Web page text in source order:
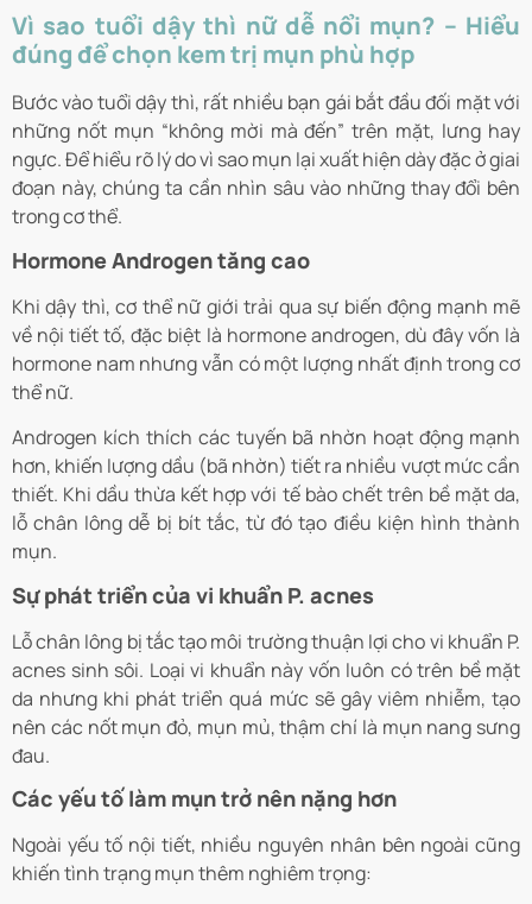
Vì sao tuổi dậy thì nữ dễ nổi mụn? – Hiểu
đúng để chọn kem trị mụn phù hợp
Bước vào tuổi dậy thì, rất nhiều bạn gái bắt đầu đối mặt với
những nốt mụn “không mời mà đến” trên mặt, lưng hay
ngực. Để hiểu rõ lý do vì sao mụn lại xuất hiện dày đặc ở giai
đoạn này, chúng ta cần nhìn sâu vào những thay đổi bên
trong cơ thể.
Hormone Androgen tăng cao
Khi dậy thì, cơ thể nữ giới trải qua sự biến động mạnh mẽ
về nội tiết tố, đặc biệt là hormone androgen, dù đây vốn là
hormone nam nhưng vẫn có một lượng nhất định trong cơ
thể nữ.
Androgen kích thích các tuyến bã nhờn hoạt động mạnh
hơn, khiến lượng dầu (bã nhờn) tiết ra nhiều vượt mức cần
thiết. Khi dầu thừa kết hợp với tế bào chết trên bề mặt da,
lỗ chân lông dễ bị bít tắc, từ đó tạo điều kiện hình thành
mụn.
Sự phát triển của vi khuẩn P. acnes
Lỗ chân lông bị tắc tạo môi trường thuận lợi cho vi khuẩn P.
acnes sinh sôi. Loại vi khuẩn này vốn luôn có trên bề mặt
da nhưng khi phát triển quá mức sẽ gây viêm nhiễm, tạo
nên các nốt mụn đỏ, mụn mủ, thậm chí là mụn nang sưng
đau.
Các yếu tố làm mụn trở nên nặng hơn
Ngoài yếu tố nội tiết, nhiều nguyên nhân bên ngoài cũng
khiến tình trạng mụn thêm nghiêm trọng: